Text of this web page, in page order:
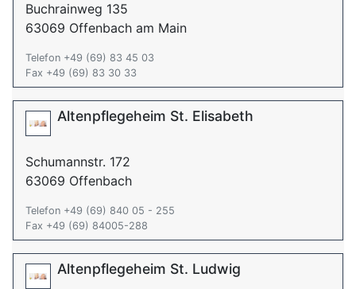
Buchrainweg 135
63069 Offenbach am Main
Telefon +49 (69) 83 45 03
Fax +49 (69) 83 30 33
Altenpflegeheim St. Elisabeth
Schumannstr. 172
63069 Offenbach
Telefon +49 (69) 840 05 - 255
Fax +49 (69) 84005-288
Altenpflegeheim St. Ludwig